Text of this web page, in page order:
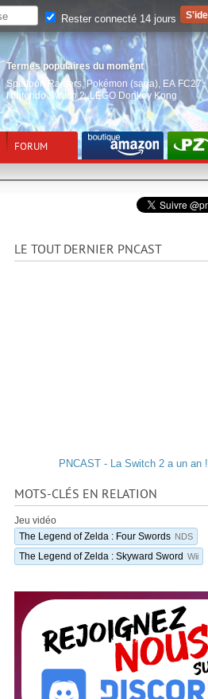
Termes populaires du moment
Splatoon Raiders, Pokémon (saga) EA FC27,
Nintendo Switch 2,LEGO Donkey Kong
FORUM
LE TOUT DERNIER PNCAST
PNCAST - La Switch 2 a un an !
MOTS-CLÉS EN RELATION
Jeu vidéo
The Legend of Zelda : Four Swords NDS
The Legend of Zelda : Skyward Sword Wii
Rester connecté 14 jours